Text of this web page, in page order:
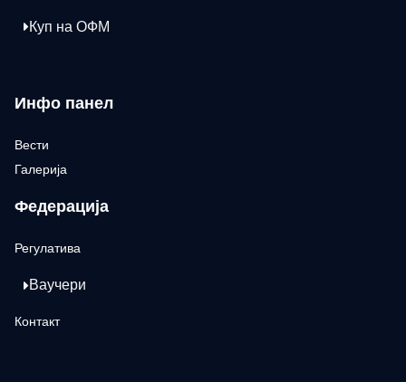
Куп на ОФМ
Инфо панел
Вести
Галерија
Федерација
Регулатива
Ваучери
Контакт